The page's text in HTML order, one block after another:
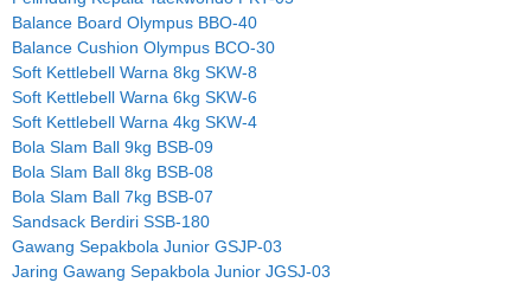
Balance Board Olympus BBO-40
Balance Cushion Olympus BCO-30
Soft Kettlebell Warna 8kg SKW-8
Soft Kettlebell Warna 6kg SKW-6
Soft Kettlebell Warna 4kg SKW-4
Bola Slam Ball 9kg BSB-09
Bola Slam Ball 8kg BSB-08
Bola Slam Ball 7kg BSB-07
Sandsack Berdiri SSB-180
Gawang Sepakbola Junior GSJP-03
Jaring Gawang Sepakbola Junior JGSJ-03